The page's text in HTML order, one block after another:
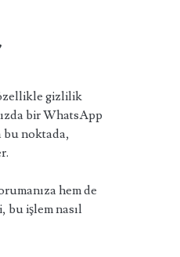
gizlilik
bir WhatsApp
bu noktada,
hem de
bu işlem nasıl